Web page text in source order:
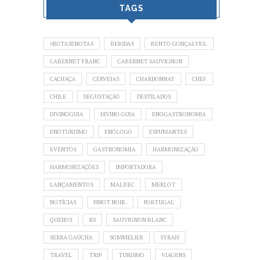
TAGS
#ROTASENOTAS BEBIDAS BENTO GONÇALVES.
CABERNET FRANC CABERNET SAUVIGNON
CACHAÇA CERVEJAS CHARDONNAY CHEF
CHILE DEGUSTAÇÃO DESTILADOS
DIVINOGUIA DIVINO GUIA ENOGASTRONOMIA
ENOTURISMO ENÓLOGO ESPUMANTES
EVENTOS GASTRONOMIA HARMONIZAÇÃO
HARMONIZAÇÕES IMPORTADORA
LANÇAMENTOS MALBEC MERLOT
NOTÍCIAS PINOT NOIR. PORTUGAL
QUEIJOS RS SAUVIGNON BLANC
SERRA GAÚCHA SOMMELIER SYRAH
TRAVEL TRIP TURISMO VIAGENS